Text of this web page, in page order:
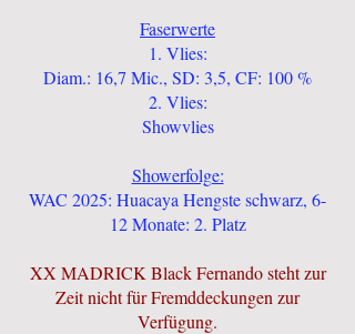
Faserwerte
1. Vlies:
Diam.: 16,7 Mic., SD: 3,5, CF: 100 %
2. Vlies:
Showvlies
Showerfolge:
WAC 2025: Huacaya Hengste schwarz, ​6-
12 Monate: 2. Platz
XX MADRICK Black Fernando steht zur
Zeit nicht für Fremddeckungen zur
Verfügung.